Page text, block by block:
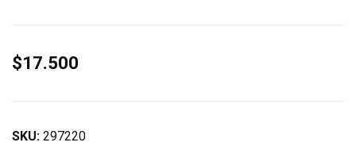
$17.500
SKU: 297220